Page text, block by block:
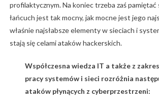
profilaktycznym. Na koniec trzeba zaś pamiętać
łańcuch jest tak mocny, jak mocne jest jego
właśnie najsłabsze elementy w sieciach i
stają się celami ataków hackerskich.
Współczesna wiedza IT a także z
pracy systemów i sieci rozróżnia
ataków płynących z cyberprzestrzeni: